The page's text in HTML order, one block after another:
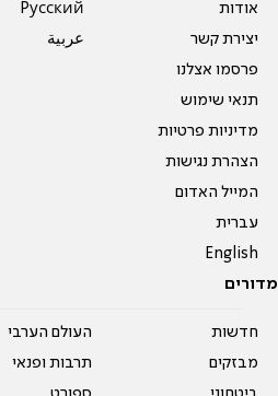
אודות
יצירת קשר
פרסמו אצלנו
תנאי שימוש
מדיניות פרטיות
הצהרת נגישות
המייל האדום
עברית
English
Pусский
عربية
מדורים
חדשות
מבזקים
העולם הערבי
תרבות ופנאי